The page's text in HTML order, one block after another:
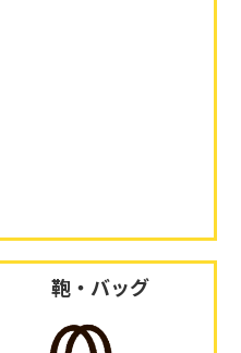
鞄・バッグ